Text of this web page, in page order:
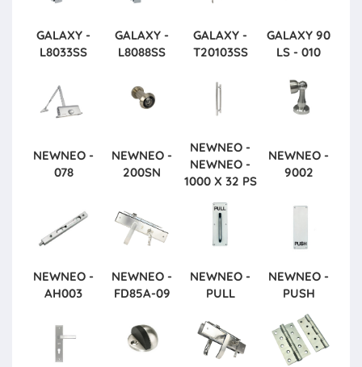
GALAXY -
L8033SS
GALAXY -
L8088SS
GALAXY -
T20103SS
GALAXY 90
LS - 010
NEWNEO -
078
NEWNEO -
200SN
NEWNEO -
NEWNEO -
1000 X 32 PS
NEWNEO -
9002
NEWNEO -
AH003
NEWNEO -
FD85A-09
NEWNEO -
PULL
NEWNEO -
PUSH